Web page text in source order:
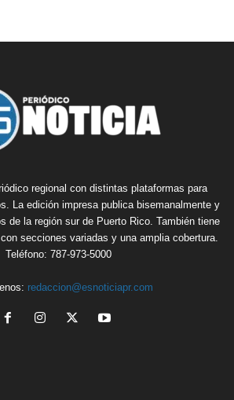
regional con distintas plataformas para
La edición impresa publica bisemanalmente y
de la región sur de Puerto Rico. También tiene
secciones variadas y una amplia cobertura.
Teléfono: 787-973-5000
redaccion@esnoticiapr.com